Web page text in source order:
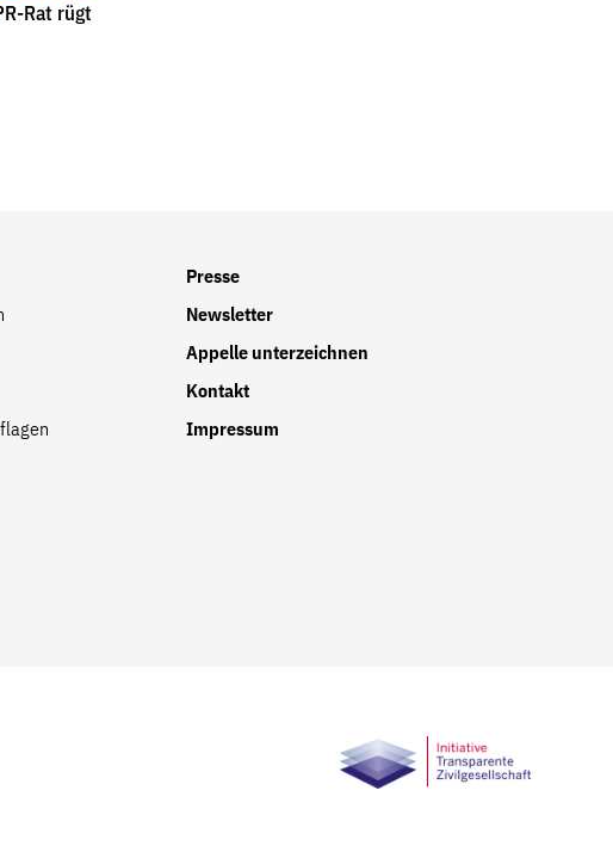
Rat rügt
Presse
Newsletter
Appelle unterzeichnen
Kontakt
Impressum